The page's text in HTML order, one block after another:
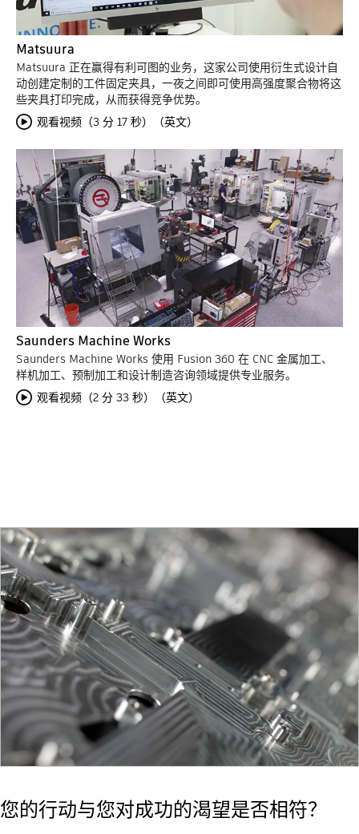
Matsuura
Matsuura 正在赢得有利可图的业务，这家公司使用衍生式设计自
动创建定制的工件固定夹具，一夜之间即可使用高强度聚合物将这
些夹具打印完成，从而获得竞争优势。
观看视频（3 分 17 秒）（英文）
Saunders Machine Works
Saunders Machine Works 使用 Fusion 360 在 CNC 金属加工、
样机加工、预制加工和设计制造咨询领域提供专业服务。
观看视频（2 分 33 秒）（英文）
您的行动与您对成功的渴望是否相符？